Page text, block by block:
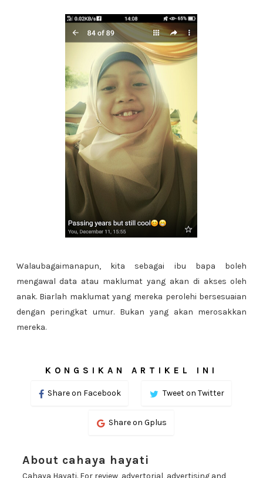
Walaubagaimanapun, kita sebagai ibu bapa boleh
mengawal data atau maklumat yang akan di akses oleh
anak. Biarlah maklumat yang mereka perolehi bersesuaian
dengan peringkat umur. Bukan yang akan merosakkan
mereka.
KONGSIKAN ARTIKEL INI
Share on Facebook Tweet on Twitter
Share on Gplus
About cahaya hayati
Cahaya Hayati. For review, advertorial, advertising and